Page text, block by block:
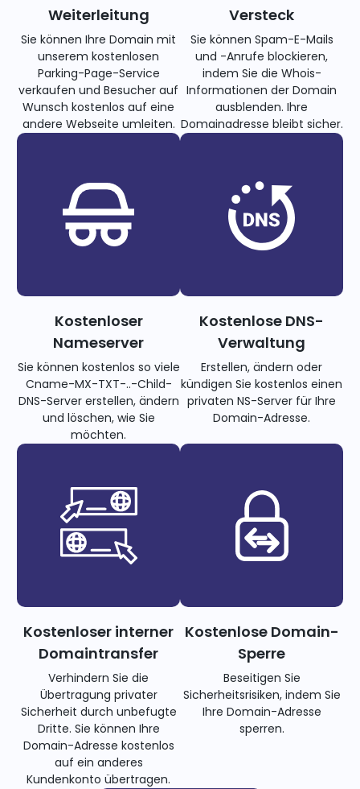
Weiterleitung
Sie können Ihre Domain mit
unserem kostenlosen
Parking-Page-Service
verkaufen und Besucher auf
Wunsch kostenlos auf eine
andere Webseite umleiten.
Versteck
Sie können Spam-E-Mails
und -Anrufe blockieren,
indem Sie die Whois-
Informationen der Domain
ausblenden. Ihre
Domainadresse bleibt sicher.
Kostenloser
Nameserver
Sie können kostenlos so viele
Cname-MX-TXT-..-Child-
DNS-Server erstellen, ändern
und löschen, wie Sie
möchten.
Kostenlose DNS-
Verwaltung
Erstellen, ändern oder
kündigen Sie kostenlos einen
privaten NS-Server für Ihre
Domain-Adresse.
Kostenloser interner
Domaintransfer
Verhindern Sie die
Übertragung privater
Sicherheit durch unbefugte
Dritte. Sie können Ihre
Domain-Adresse kostenlos
auf ein anderes
Kundenkonto übertragen.
Kostenlose Domain-
Sperre
Beseitigen Sie
Sicherheitsrisiken, indem Sie
Ihre Domain-Adresse
sperren.